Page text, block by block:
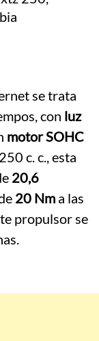
se trata
con luz
motor SOHC
c. c., esta
20,6
20 Nm a las
propulsor se